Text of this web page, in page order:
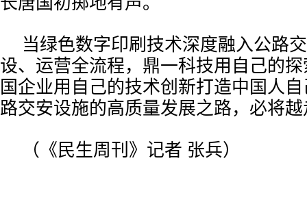
当绿色数字印刷技术深度融入公路
设、运营全流程，鼎一科技用自己的
国企业用自己的技术创新打造中国人
路交安设施的高质量发展之路，必将
（《民生周刊》记者 张兵）